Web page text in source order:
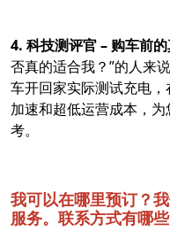
4. 科技测评官 – 购车前
否真的适合我？”的人来
车开回家实际测试充电
加速和超低运营成本，
考。
我可以在哪里预订？
服务。联系方式有哪些